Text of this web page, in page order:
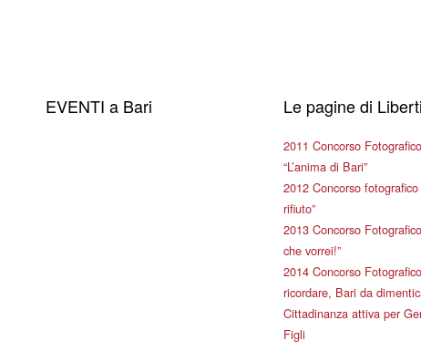
EVENTI a Bari Le pagine di
2011 Concorso Fotografico
“L’anima di Bari”
2012 Concorso fotografico
rifiuto”
2013 Concorso
che vorrei!”
2014 Concorso
ricordare, Bari da
Cittadinanza attiva per
Figli